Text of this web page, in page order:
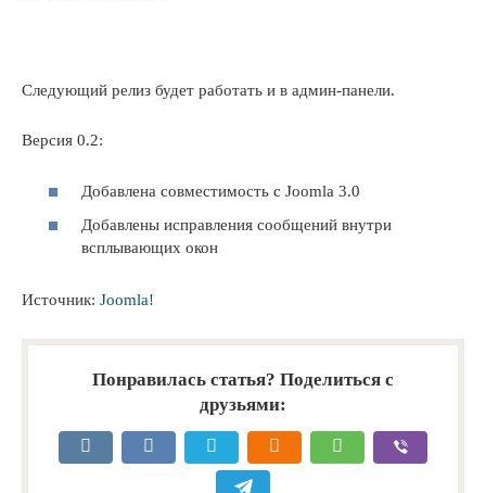
Следующий релиз будет работать и в админ-панели.
Версия 0.2:
Добавлена совместимость с Joomla 3.0
Добавлены исправления сообщений внутри
всплывающих окон
Источник: Joomla!
Понравилась статья? Поделиться с
друзьями: